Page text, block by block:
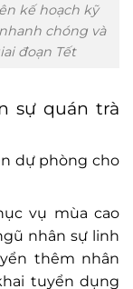
kế hoạch kỹ
chóng và
đoạn Tết
sự quán trà
dự phòng cho
vụ mùa cao
nhân sự linh
thêm nhân
tuyển dụng